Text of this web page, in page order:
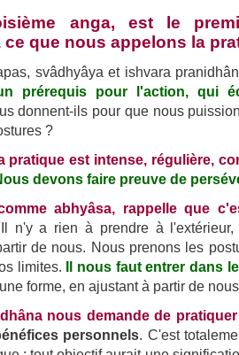
anga, est le
ce que nous appelons la
svâdhyâya et ishvara
prérequis pour l'action, qui
donnent-ils pour que nous
?
pratique est intense, régulière,
devons faire preuve de
abhyâsa, rappelle que
Il n'y a rien à prendre à
de nous. Nous prenons les
limites.
Il nous faut entrer dans
forme, en ajustant à partir de
nous demande de
personnels. C'est